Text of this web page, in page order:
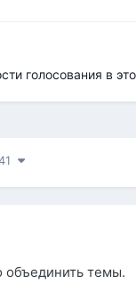
голосования в
41
объединить темы.